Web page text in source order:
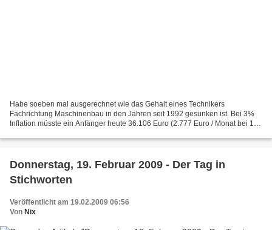
Habe soeben mal ausgerechnet wie das Gehalt eines Technikers
Fachrichtung Maschinenbau in den Jahren seit 1992 gesunken ist. Bei 3%
Inflation müsste ein Anfänger heute 36.106 Euro (2.777 Euro / Monat bei 13
Donnerstag, 19. Februar 2009 - Der Tag in
Stichworten
Veröffentlicht am 19.02.2009 06:56
Von Nix